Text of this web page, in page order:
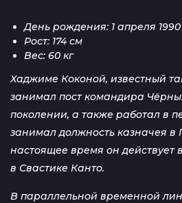
День рождения: 1 апреля 1990
Рост: 174 см
Вес: 60 кг
Хаджиме Коконой, известный
занимал пост командира
поколении, а также работал в
занимал должность казначея в
настоящее время он действует
в Свастике Канто.
В параллельной временной